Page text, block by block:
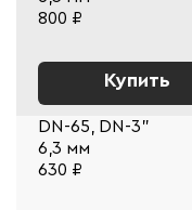
800 ₽
Купить
DN-65, DN-3"
6,3 мм
630 ₽